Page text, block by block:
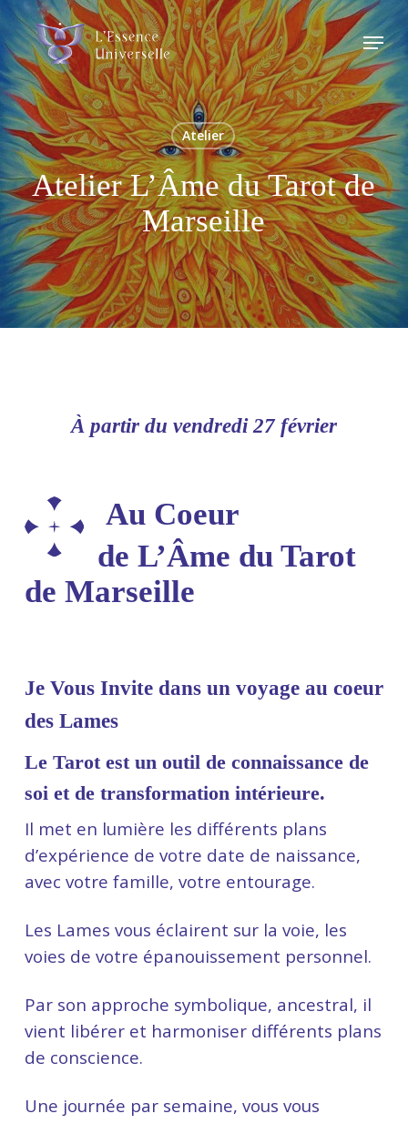
Skip
to
main
content
Menu
Atelier
Atelier L’Âme du Tarot de
Marseille
À partir du vendredi 27 février
Au Coeur
de L’Âme du Tarot
de Marseille
Je Vous Invite dans un voyage au coeur
des Lames
Le Tarot est un outil de connaissance de
soi et de transformation intérieure.
Il met en lumière les différents plans
d’expérience de votre date de naissance,
avec votre famille, votre entourage.
Les Lames vous éclairent sur la voie, les
voies de votre épanouissement personnel.
Par son approche symbolique, ancestral, il
vient libérer et harmoniser différents plans
de conscience.
Une journée par semaine, vous vous